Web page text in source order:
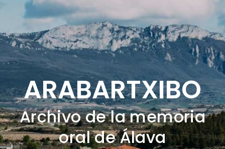
ARABARTXIBO
Archivo de la memoria
oral de Álava